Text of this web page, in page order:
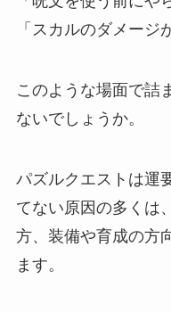
「スカルのダメージ
このような場面で詰
ないでしょうか。
パズルクエストは運
てない原因の多くは
方、装備や育成の方
ます。